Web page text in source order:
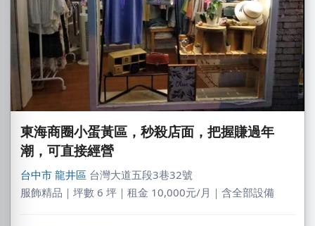
東海商圈小蛋黃區，秒殺店面，把握賺過年
潮，可直接經營
台中市 龍井區 台灣大道五段3巷32號
服飾精品｜坪數 6 坪｜租金 10,000元/月｜含全部設備